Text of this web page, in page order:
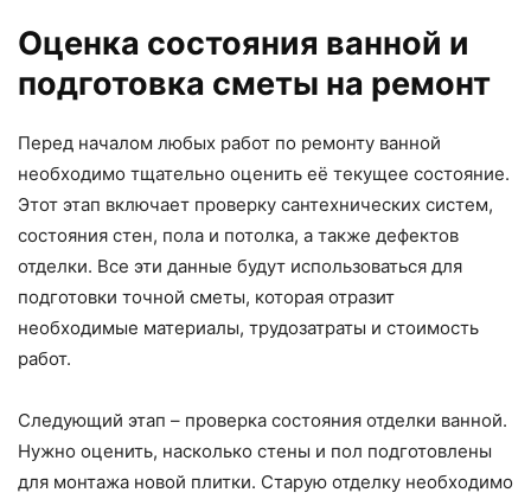
Оценка состояния ванной и
подготовка сметы на ремонт
Перед началом любых работ по ремонту ванной
необходимо тщательно оценить её текущее состояние.
Этот этап включает проверку сантехнических систем,
состояния стен, пола и потолка, а также дефектов
отделки. Все эти данные будут использоваться для
подготовки точной сметы, которая отразит
необходимые материалы, трудозатраты и стоимость
работ.
Следующий этап – проверка состояния отделки ванной.
Нужно оценить, насколько стены и пол подготовлены
для монтажа новой плитки. Старую отделку необходимо